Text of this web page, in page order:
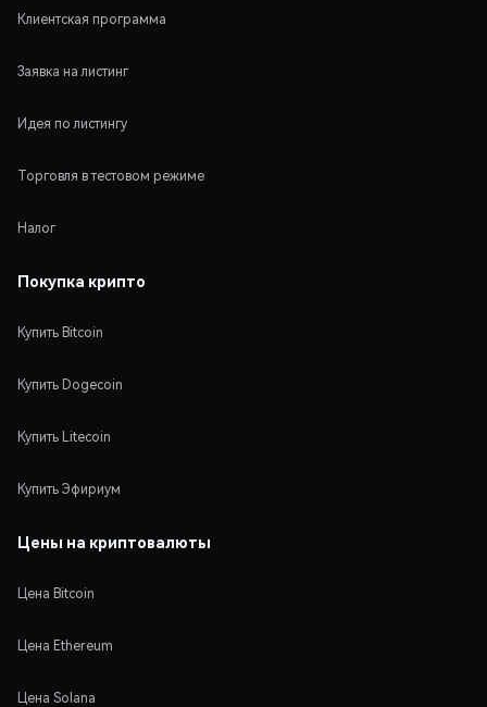
Клиентская программа
Заявка на листинг
Идея по листингу
Торговля в тестовом режиме
Налог
Покупка крипто
Купить Bitcoin
Купить Dogecoin
Купить Litecoin
Купить Эфириум
Цены на криптовалюты
Цена Bitcoin
Цена Ethereum
Цена Solana